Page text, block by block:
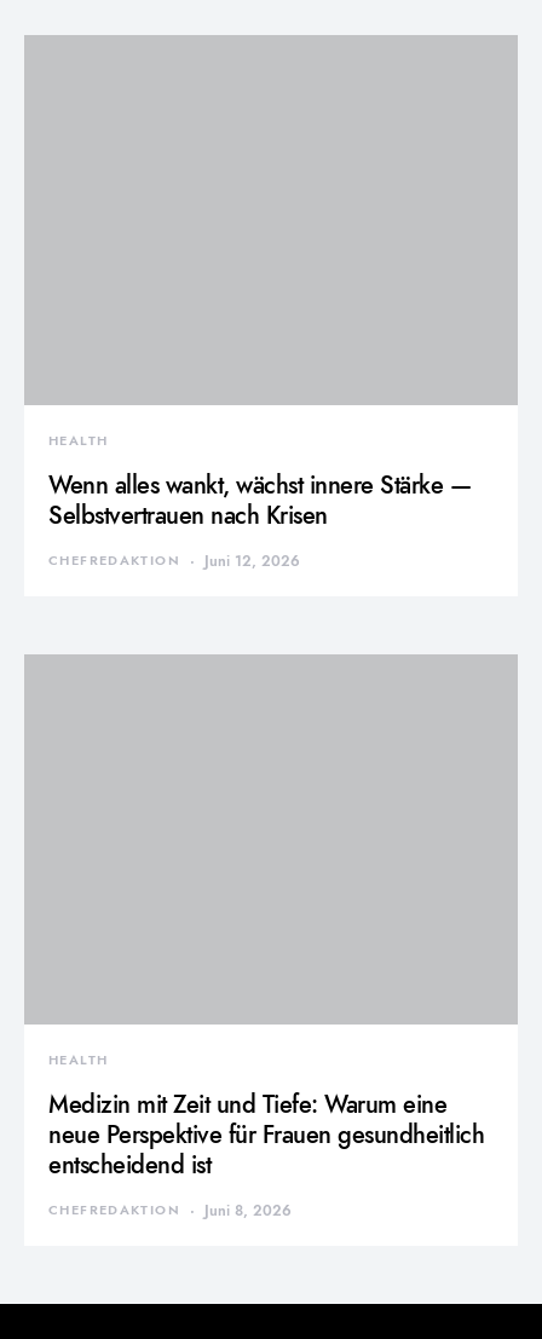
HEALTH
Wenn alles wankt, wächst innere Stärke —
Selbstvertrauen nach Krisen
CHEFREDAKTION Juni 12, 2026
HEALTH
Medizin mit Zeit und Tiefe: Warum eine
neue Perspektive für Frauen gesundheitlich
entscheidend ist
CHEFREDAKTION Juni 8, 2026